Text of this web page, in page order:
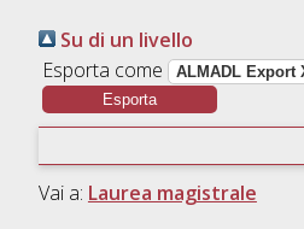
Su di un livello
Esporta come
Vai a: Laurea magistrale